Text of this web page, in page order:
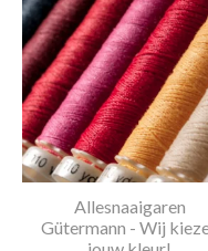
Allesnaaigaren
Gütermann - Wij